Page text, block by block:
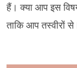
हैं। क्या आप इस
ताकि आप तस्वीरों से